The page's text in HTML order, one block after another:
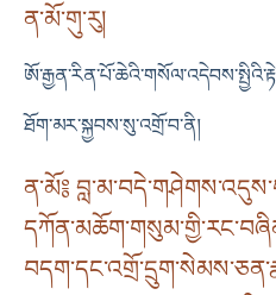
ན་མོ་གུ་རུ།
ཐོག་མར་སྐྱབས་སུ་འགྲོ་བ་ནི།
ན་མོ༔